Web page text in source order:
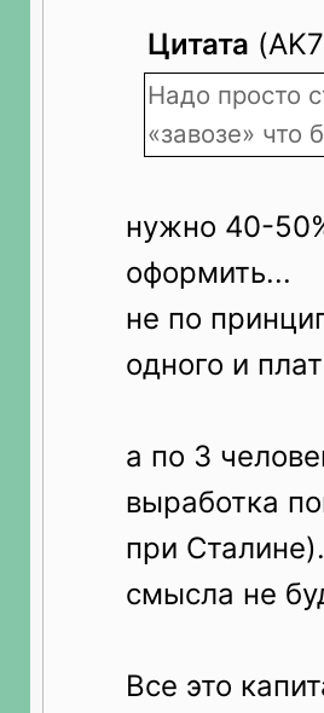
Цитата
Надо просто
«завозе» что
нужно 40-
оформить...
не по
одного и
а по 3
выработка
при
смысла не
Все это